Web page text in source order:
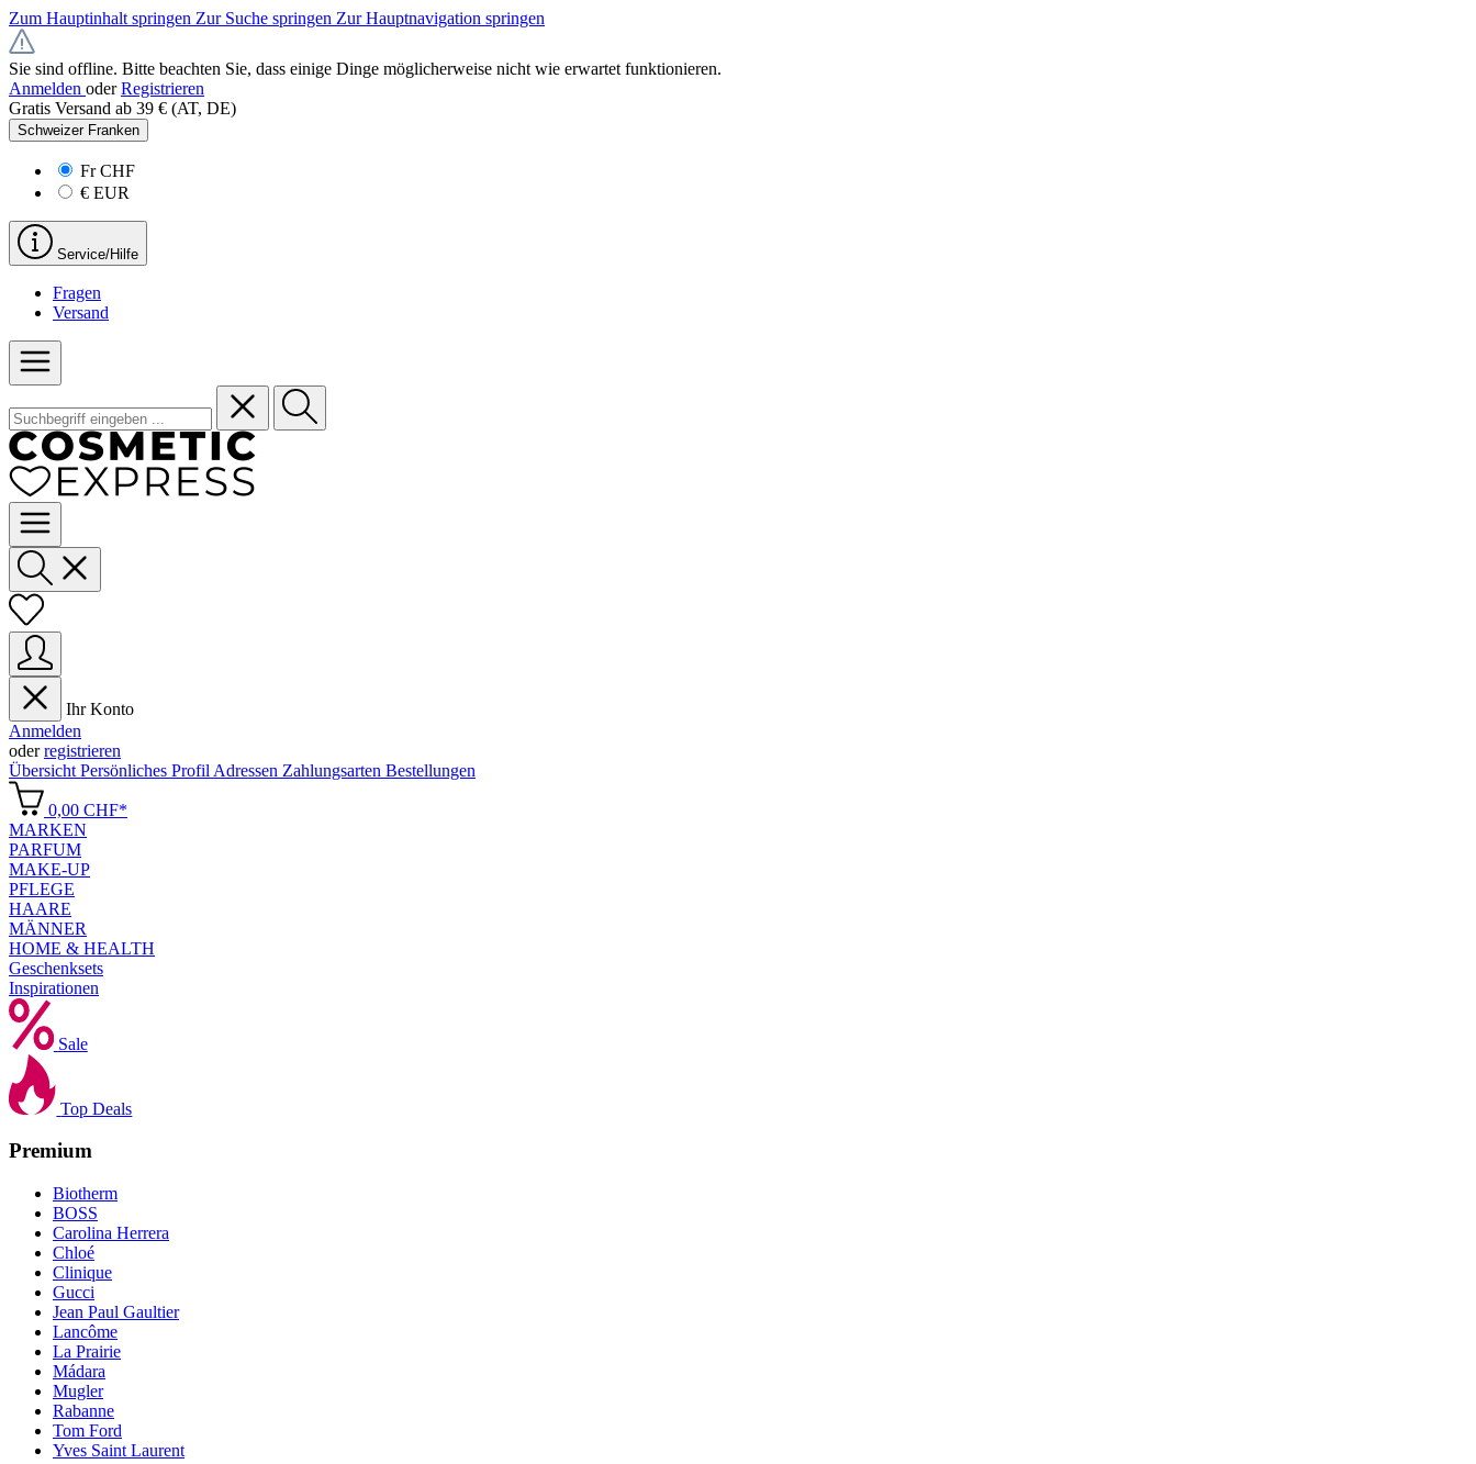
Zum Hauptinhalt springen Zur Suche springen Zur Hauptnavigation springen
Sie sind offline. Bitte beachten Sie, dass einige Dinge möglicherweise nicht wie erwartet funktionieren.
Anmelden oder Registrieren
Gratis Versand ab 39 € (AT, DE)
Schweizer Franken
FrCHF
€ EUR
Service/Hilfe
Fragen
Versand
Ihr Konto
Anmelden
oderregistrieren
Übersicht Persönliches Profil Adressen Zahlungsarten Bestellungen
0,00 CHF*
MARKEN
PARFUM
MAKE-UP
PFLEGE
HAARE
MÄNNER
HOME & HEALTH
Geschenksets
Inspirationen
Sale
Top Deals
Premium
Biotherm
BOSS
Carolina Herrera
Chloé
Clinique
Gucci
Jean Paul Gaultier
Lancôme
La Prairie
Mádara
Mugler
Rabanne
Tom Ford
Yves Saint Laurent